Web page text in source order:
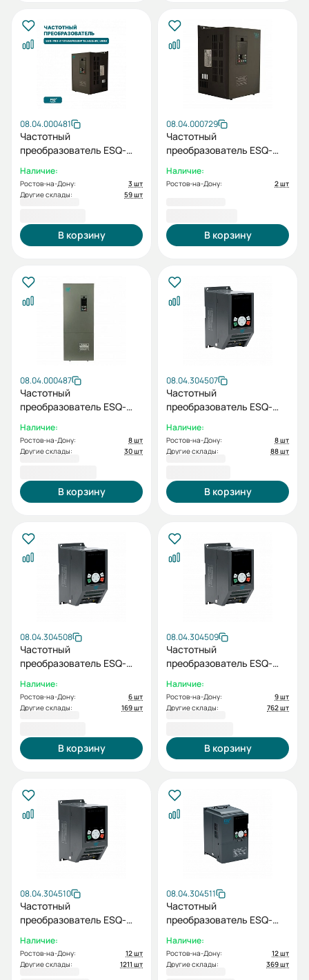
08.04.000481
Частотный
преобразователь ESQ-
18.5/22кВт, 380В
Наличие:
Ростов-на-Дону:
3 шт
Другие склады:
59 шт
В корзину
08.04.000729
Частотный
преобразователь ESQ-
37/45кВт, 380В
Наличие:
Ростов-на-Дону: 2 шт
В корзину
08.04.000487
Частотный
преобразователь ESQ-
75/90кВт, 380В
Наличие:
Ростов-на-Дону:
8 шт
Другие склады:
30 шт
В корзину
08.04.304507
Частотный
преобразователь ESQ-
380 В
Наличие:
Ростов-на-Дону:
8 шт
Другие склады:
88 шт
В корзину
08.04.304508
Частотный
преобразователь ESQ-
380 В
Наличие:
Ростов-на-Дону:
6 шт
Другие склады:
169 шт
В корзину
08.04.304509
Частотный
преобразователь ESQ-
В
Наличие:
Ростов-на-Дону:
9 шт
Другие склады:
762 шт
В корзину
08.04.304510
Частотный
преобразователь ESQ-
В
Наличие:
Ростов-на-Дону:
12 шт
Другие склады:
1211 шт
08.04.304511
Частотный
преобразователь ESQ-
5.5/7.5 кВт, 380В
Наличие:
Ростов-на-Дону:
12 шт
Другие склады:
369 шт